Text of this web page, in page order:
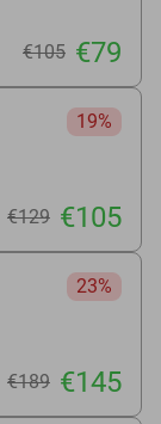
€105 €79
19%
€129 €105
23%
€189 €145